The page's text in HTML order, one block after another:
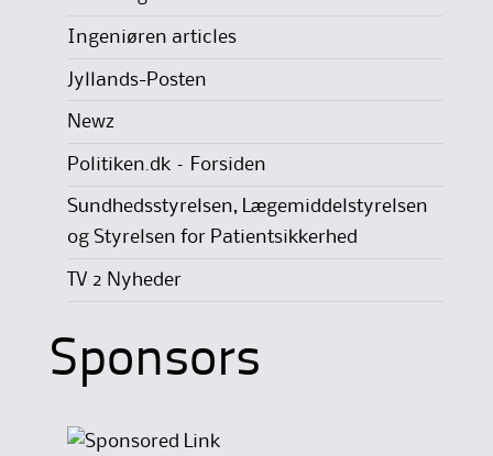
Ingeniøren articles
Jyllands-Posten
Newz
Politiken.dk – Forsiden
Sundhedsstyrelsen, Lægemiddelstyrelsen
og Styrelsen for Patientsikkerhed
TV 2 Nyheder
Sponsors